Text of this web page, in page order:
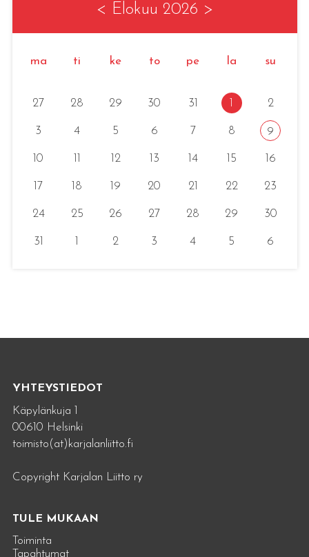
< Elokuu 2026 >
ma ti ke to pe la su
27 28 29 30 31 2
3 4 5 6 7 8 9
10 12 13 14 15 16
17 18 19 20 21 22 23
24 25 26 27 28 29 30
31 2 3 4 5 6
YHTEYSTIEDOT
Käpylänkuja 1
00610 Helsinki
toimisto(at)karjalanliitto.fi
Copyright Karjalan Liitto ry
TULE MUKAAN
Toiminta
Tapahtumat